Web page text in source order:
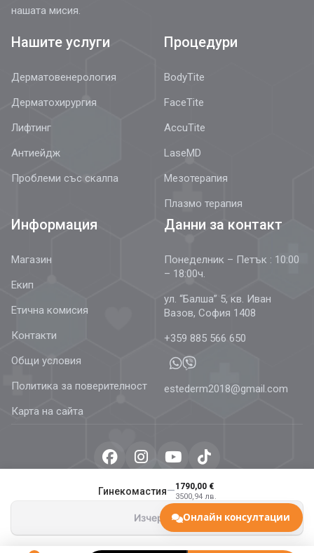
Гинекомастия—1790,00 €
3500,94 лв.
Изчерпан
нашата мисия.
Нашите услуги
Дерматовенерология
Дерматохирургия
Лифтинг
Антиейдж
Проблеми със скалпа
Процедури
BodyTite
FaceTite
AccuTite
LaseMD
Мезотерапия
Плазмо терапия
Информация
Магазин
Екип
Етична комисия
Контакти
Общи условия
Политика за поверителност
Карта на сайта
Данни за контакт
Понеделник – Петък : 10:00
– 18:00ч.
ул. “Балша” 5, кв. Иван
Вазов, София 1408
+359 885 566 650
estederm2018@gmail.com
© 2026 Estetics & Dermatology –AestheDerm.eu
права запазени.
Онлайн консултации